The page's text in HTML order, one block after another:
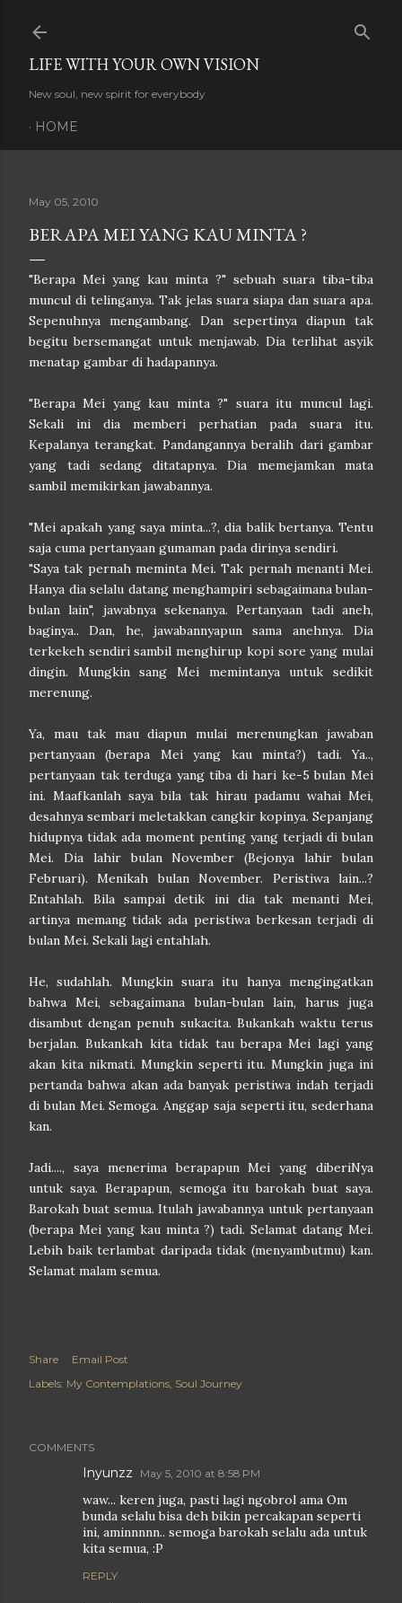
LIFE WITH YOUR OWN VISION
New soul, new spirit for everybody
HOME
May 05, 2010
BERAPA MEI YANG KAU MINTA ?
"Berapa Mei yang kau minta ?" sebuah suara tiba-tiba
muncul di telinganya. Tak jelas suara siapa dan suara apa.
Sepenuhnya mengambang. Dan sepertinya diapun tak
begitu bersemangat untuk menjawab. Dia terlihat asyik
menatap gambar di hadapannya.
"Berapa Mei yang kau minta ?" suara itu muncul lagi.
Sekali ini dia memberi perhatian pada suara itu.
Kepalanya terangkat. Pandangannya beralih dari gambar
yang tadi sedang ditatapnya. Dia memejamkan mata
sambil memikirkan jawabannya.
"Mei apakah yang saya minta...?, dia balik bertanya. Tentu
saja cuma pertanyaan gumaman pada dirinya sendiri.
"Saya tak pernah meminta Mei. Tak pernah menanti Mei.
Hanya dia selalu datang menghampiri sebagaimana bulan-
bulan lain", jawabnya sekenanya. Pertanyaan tadi aneh,
baginya.. Dan, he, jawabannyapun sama anehnya. Dia
terkekeh sendiri sambil menghirup kopi sore yang mulai
dingin. Mungkin sang Mei memintanya untuk sedikit
merenung.
Ya, mau tak mau diapun mulai merenungkan jawaban
pertanyaan (berapa Mei yang kau minta?) tadi. Ya..,
pertanyaan tak terduga yang tiba di hari ke-5 bulan Mei
ini. Maafkanlah saya bila tak hirau padamu wahai Mei,
desahnya sembari meletakkan cangkir kopinya. Sepanjang
hidupnya tidak ada moment penting yang terjadi di bulan
Mei. Dia lahir bulan November (Bejonya lahir bulan
Februari). Menikah bulan November. Peristiwa lain...?
Entahlah. Bila sampai detik ini dia tak menanti Mei,
artinya memang tidak ada peristiwa berkesan terjadi di
bulan Mei. Sekali lagi entahlah.
He, sudahlah. Mungkin suara itu hanya mengingatkan
bahwa Mei, sebagaimana bulan-bulan lain, harus juga
disambut dengan penuh sukacita. Bukankah waktu terus
berjalan. Bukankah kita tidak tau berapa Mei lagi yang
akan kita nikmati. Mungkin seperti itu. Mungkin juga ini
pertanda bahwa akan ada banyak peristiwa indah terjadi
di bulan Mei. Semoga. Anggap saja seperti itu, sederhana
kan.
Jadi...., saya menerima berapapun Mei yang diberiNya
untuk saya. Berapapun, semoga itu barokah buat saya.
Barokah buat semua. Itulah jawabannya untuk pertanyaan
(berapa Mei yang kau minta ?) tadi. Selamat datang Mei.
Lebih baik terlambat daripada tidak (menyambutmu) kan.
Selamat malam semua.
Share
Email Post
Labels: My Contemplations Soul Journey
COMMENTS
Inyunzz May 5, 2010 at 8:58 PM
waw... keren juga, pasti lagi ngobrol ama Om
bunda selalu bisa deh bikin percakapan seperti
ini, aminnnnn.. semoga barokah selalu ada untuk
kita semua, :P
REPLY